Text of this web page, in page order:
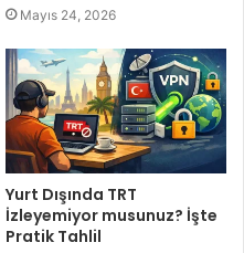
Mayıs 24, 2026
Yurt Dışında TRT
İzleyemiyor musunuz? İşte
Pratik Tahlil